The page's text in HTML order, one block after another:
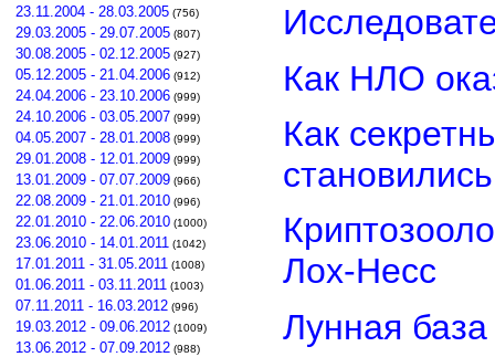
23.11.2004 - 28.03.2005 (756)
29.03.2005 - 29.07.2005 (807)
30.08.2005 - 02.12.2005 (927)
05.12.2005 - 21.04.2006 (912)
24.04.2006 - 23.10.2006 (999)
24.10.2006 - 03.05.2007 (999)
04.05.2007 - 28.01.2008 (999)
29.01.2008 - 12.01.2009 (999)
13.01.2009 - 07.07.2009 (966)
22.08.2009 - 21.01.2010 (996)
22.01.2010 - 22.06.2010 (1000)
23.06.2010 - 14.01.2011 (1042)
17.01.2011 - 31.05.2011 (1008)
01.06.2011 - 03.11.2011 (1003)
07.11.2011 - 16.03.2012 (996)
19.03.2012 - 09.06.2012 (1009)
13.06.2012 - 07.09.2012 (988)
Как НЛО
Как
Лох-Несс
Лунная